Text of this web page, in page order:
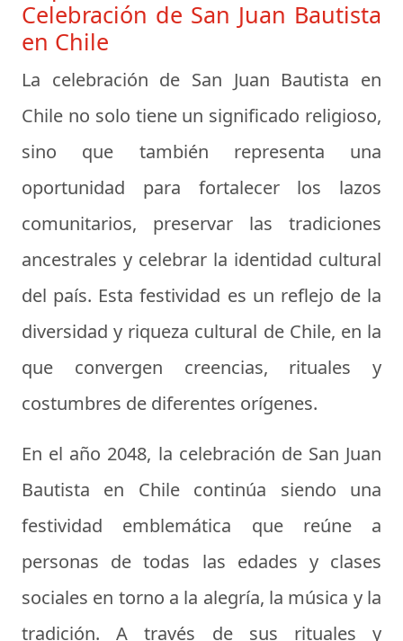
Celebración de San Juan Bautista
en Chile
La celebración de San Juan Bautista en
Chile no solo tiene un significado religioso,
sino que también representa una
oportunidad para fortalecer los lazos
comunitarios, preservar las tradiciones
ancestrales y celebrar la identidad cultural
del país. Esta festividad es un reflejo de la
diversidad y riqueza cultural de Chile, en la
que convergen creencias, rituales y
costumbres de diferentes orígenes.
En el año 2048, la celebración de San Juan
Bautista en Chile continúa siendo una
festividad emblemática que reúne a
personas de todas las edades y clases
sociales en torno a la alegría, la música y la
tradición. A través de sus rituales y